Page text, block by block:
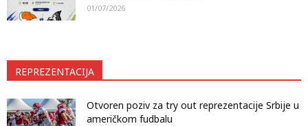
01/07/2026
REPREZENTACIJA
Otvoren poziv za try out reprezentacije Srbije u
američkom fudbalu